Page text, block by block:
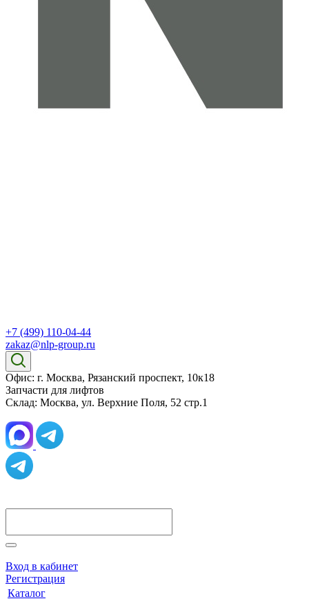
+7 (499) 110-04-44
zakaz@nlp-group.ru
Офис: г. Москва, Рязанский проспект, 10к18
Запчасти для лифтов
Склад: Москва, ул. Верхние Поля, 52 стр.1
Вход в кабинет
Регистрация
Каталог